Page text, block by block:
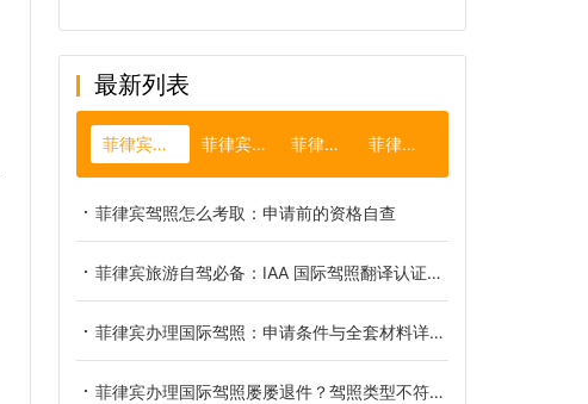
最新列表
菲律宾国际驾照 菲律宾结婚证 菲律宾导游 菲律宾免签
菲律宾驾照怎么考取：申请前的资格自查
菲律宾旅游自驾必备：IAA 国际驾照翻译认证件办理全指南
菲律宾办理国际驾照：申请条件与全套材料详细梳理
菲律宾办理国际驾照屡屡退件？驾照类型不符是核心诱因